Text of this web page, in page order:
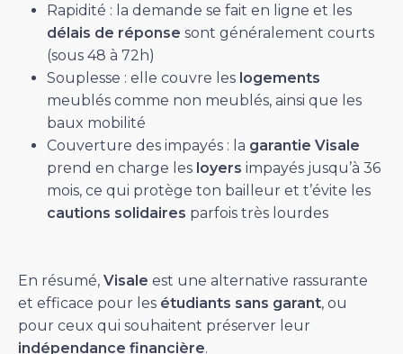
Rapidité : la demande se fait en ligne et les
délais de réponse sont généralement courts
(sous 48 à 72h)
Souplesse : elle couvre les logements
meublés comme non meublés, ainsi que les
baux mobilité
Couverture des impayés : la garantie Visale
prend en charge les loyers impayés jusqu’à 36
mois, ce qui protège ton bailleur et t’évite les
cautions solidaires parfois très lourdes
En résumé, Visale est une alternative rassurante
et efficace pour les étudiants sans garant, ou
pour ceux qui souhaitent préserver leur
indépendance financière.